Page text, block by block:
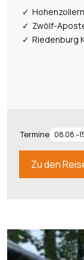
Zwölf-
Riedenburg
Termine
Zu den